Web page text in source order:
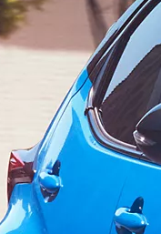
Da
234.65/MESE
MESE